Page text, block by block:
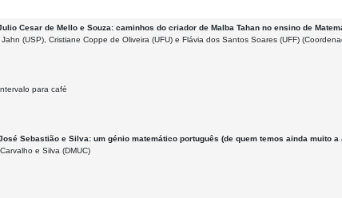
Cesar de Mello e Souza: caminhos do criador de Malba Tahan no ensino de
(USP), Cristiane Coppe de Oliveira (UFU) e Flávia dos Santos Soares (UFF)
para café
Sebastião e Silva: um génio matemático português (de quem temos ainda muito a
e Silva (DMUC)